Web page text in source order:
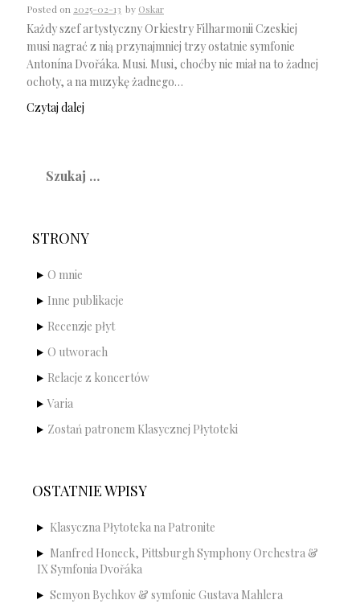
Posted on 2025-02-13 by Oskar
Każdy szef artystyczny Orkiestry Filharmonii Czeskiej
musi nagrać z nią przynajmniej trzy ostatnie symfonie
Antonína Dvořáka. Musi. Musi, choćby nie miał na to żadnej
ochoty, a na muzykę żadnego…
Czytaj dalej
STRONY
O mnie
Inne publikacje
Recenzje płyt
O utworach
Relacje z koncertów
Varia
Zostań patronem Klasycznej Płytoteki
OSTATNIE WPISY
Klasyczna Płytoteka na Patronite
Manfred Honeck, Pittsburgh Symphony Orchestra &
IX Symfonia Dvořáka
Semyon Bychkov & symfonie Gustava Mahlera